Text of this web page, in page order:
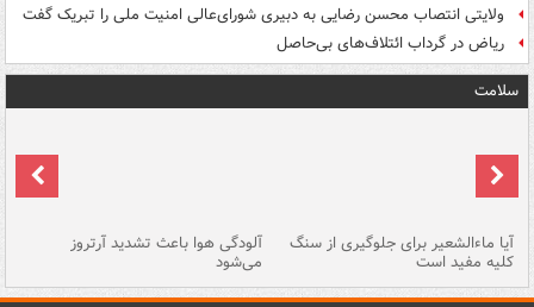
ولایتی انتصاب محسن رضایی به دبیری شورای‌عالی امنیت ملی را تبریک گفت
ریاض در گرداب ائتلاف‌های بی‌حاصل
سلامت
آیا ماءالشعیر برای جلوگیری از سنگ
کلیه مفید است
آلودگی هوا باعث تشدید آرتروز
می‌شود